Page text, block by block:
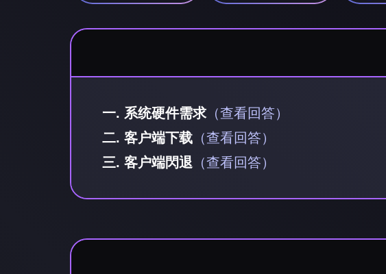
一. 系统硬件需求 （查看回答）
二. 客户端下载 （查看回答）
三. 客户端閃退 （查看回答）